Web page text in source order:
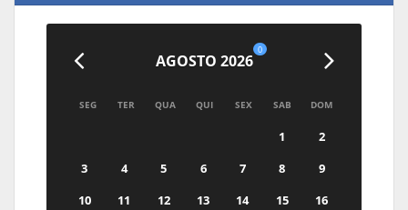
AGOSTO 2026
0
SEG TER QUA QUI SEX SAB DOM
1
2
3
4 5 6 7 8
9
10
11 12 13 14 15
16